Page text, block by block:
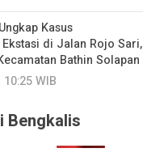
Kasus
di Jalan Rojo Sari,
Bathin Solapan
WIB
Bengkalis